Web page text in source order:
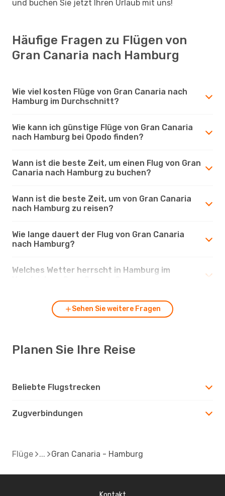
und buchen Sie jetzt Ihren Urlaub mit uns!
Häufige Fragen zu Flügen von
Gran Canaria nach Hamburg
Wie viel kosten Flüge von Gran Canaria nach
Hamburg im Durchschnitt?
Wie kann ich günstige Flüge von Gran Canaria
nach Hamburg bei Opodo finden?
Wann ist die beste Zeit, um einen Flug von Gran
Canaria nach Hamburg zu buchen?
Wann ist die beste Zeit, um von Gran Canaria
nach Hamburg zu reisen?
Wie lange dauert der Flug von Gran Canaria
nach Hamburg?
Welches Wetter herrscht in Hamburg im
Sehen Sie weitere Fragen
Planen Sie Ihre Reise
Beliebte Flugstrecken
Zugverbindungen
Flüge Gran Canaria - Hamburg